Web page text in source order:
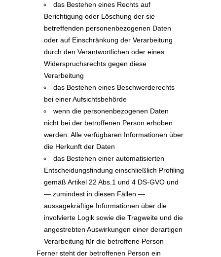
das Bestehen eines Rechts auf
Berichtigung oder Löschung der sie
betreffenden personenbezogenen Daten
oder auf Einschränkung der Verarbeitung
durch den Verantwortlichen oder eines
Widerspruchsrechts gegen diese
Verarbeitung
das Bestehen eines Beschwerderechts
bei einer Aufsichtsbehörde
wenn die personenbezogenen Daten
nicht bei der betroffenen Person erhoben
werden: Alle verfügbaren Informationen über
die Herkunft der Daten
das Bestehen einer automatisierten
Entscheidungsfindung einschließlich Profiling
gemäß Artikel 22 Abs.1 und 4 DS-GVO und
— zumindest in diesen Fällen —
aussagekräftige Informationen über die
involvierte Logik sowie die Tragweite und die
angestrebten Auswirkungen einer derartigen
Verarbeitung für die betroffene Person
Ferner steht der betroffenen Person ein